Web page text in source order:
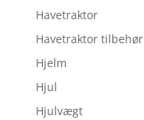
Havetraktor
Havetraktor tilbehør
Hjelm
Hjul
Hjulvægt